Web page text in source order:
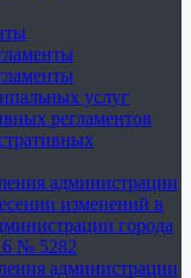
услуг
регламентов
администрации
изменений в
города
№ 5282
администрации